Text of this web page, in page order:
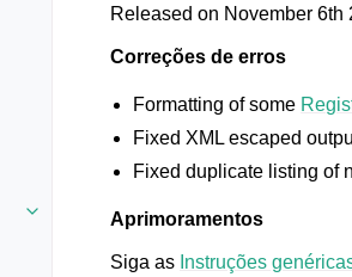
Toggle navigation of Instruções de
Released on November 6th
Correções de erros
Formatting of some
Fixed XML escaped
Fixed duplicate listing of
Aprimoramentos
Siga as Instruções